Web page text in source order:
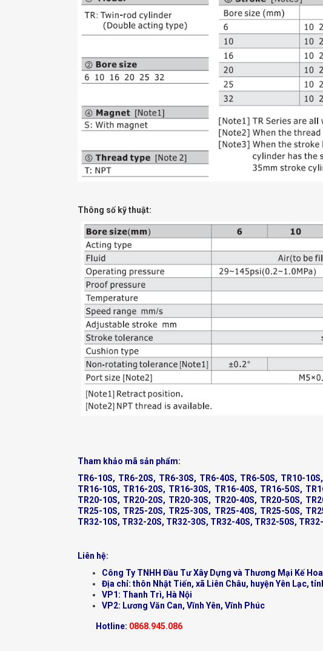
Thông số kỹ thuật:
Tham khảo mã sản phẩm:
TR6-10S, TR6-20S, TR6-30S, TR6-40S, TR6-50S, TR10-
TR16-10S, TR16-20S, TR16-30S, TR16-40S, TR16-50S,
TR20-10S, TR20-20S, TR20-30S, TR20-40S, TR20-50S,
TR25-10S, TR25-20S, TR25-30S, TR25-40S, TR25-50S,
TR32-10S, TR32-20S, TR32-30S, TR32-40S, TR32-50S,
Liên hệ:
Công Ty TNHH Đầu Tư Xây Dựng và Thương Mại Kế Hoa
Địa chỉ: thôn Nhật Tiến, xã Liên Châu, huyện Yên Lạc,
VP1: Thanh Trì, Hà Nội
VP2: Lương Văn Can, Vĩnh Yên, Vĩnh Phúc
Hotline: 0868.945.086